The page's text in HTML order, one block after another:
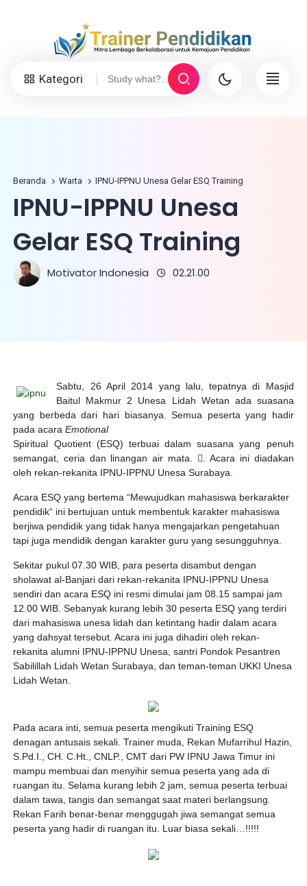
Kategori
Beranda Warta IPNU-IPPNU Unesa Gelar ESQ Training
IPNU-IPPNU Unesa
Gelar ESQ Training
Motivator Indonesia 02.21.00
Sabtu, 26 April 2014 yang lalu, tepatnya di Masjid
Baitul Makmur 2 Unesa Lidah Wetan ada suasana
yang berbeda dari hari biasanya. Semua peserta yang hadir
pada acaraEmotional
Spiritual Quotient (ESQ) terbuai dalam suasana yang penuh
semangat, ceria dan linangan air mata. . Acara ini diadakan
oleh rekan-rekanita IPNU-IPPNU Unesa Surabaya.
Acara ESQ yang bertema “Mewujudkan mahasiswa berkarakter
pendidik“ ini bertujuan untuk membentuk karakter mahasiswa
berjiwa pendidik yang tidak hanya mengajarkan pengetahuan
tapi juga mendidik dengan karakter guru yang sesungguhnya.
Sekitar pukul 07.30 WIB, para peserta disambut dengan
sholawat al-Banjari dari rekan-rekanita IPNU-IPPNU Unesa
sendiri dan acara ESQ ini resmi dimulai jam 08.15 sampai jam
12.00 WIB. Sebanyak kurang lebih 30 peserta ESQ yang terdiri
dari mahasiswa unesa lidah dan ketintang hadir dalam acara
yang dahsyat tersebut. Acara ini juga dihadiri oleh rekan-
rekanita alumni IPNU-IPPNU Unesa, santri Pondok Pesantren
Sabilillah Lidah Wetan Surabaya, dan teman-teman UKKI Unesa
Lidah Wetan.
Pada acara inti, semua peserta mengikuti Training ESQ
denagan antusais sekali. Trainer muda, Rekan Mufarrihul Hazin,
S.Pd.I., CH. C.Ht., CNLP., CMT dari PW IPNU Jawa Timur ini
mampu membuai dan menyihir semua peserta yang ada di
ruangan itu. Selama kurang lebih 2 jam, semua peserta terbuai
dalam tawa, tangis dan semangat saat materi berlangsung.
Rekan Farih benar-benar menggugah jiwa semangat semua
peserta yang hadir di ruangan itu. Luar biasa sekali…!!!!!